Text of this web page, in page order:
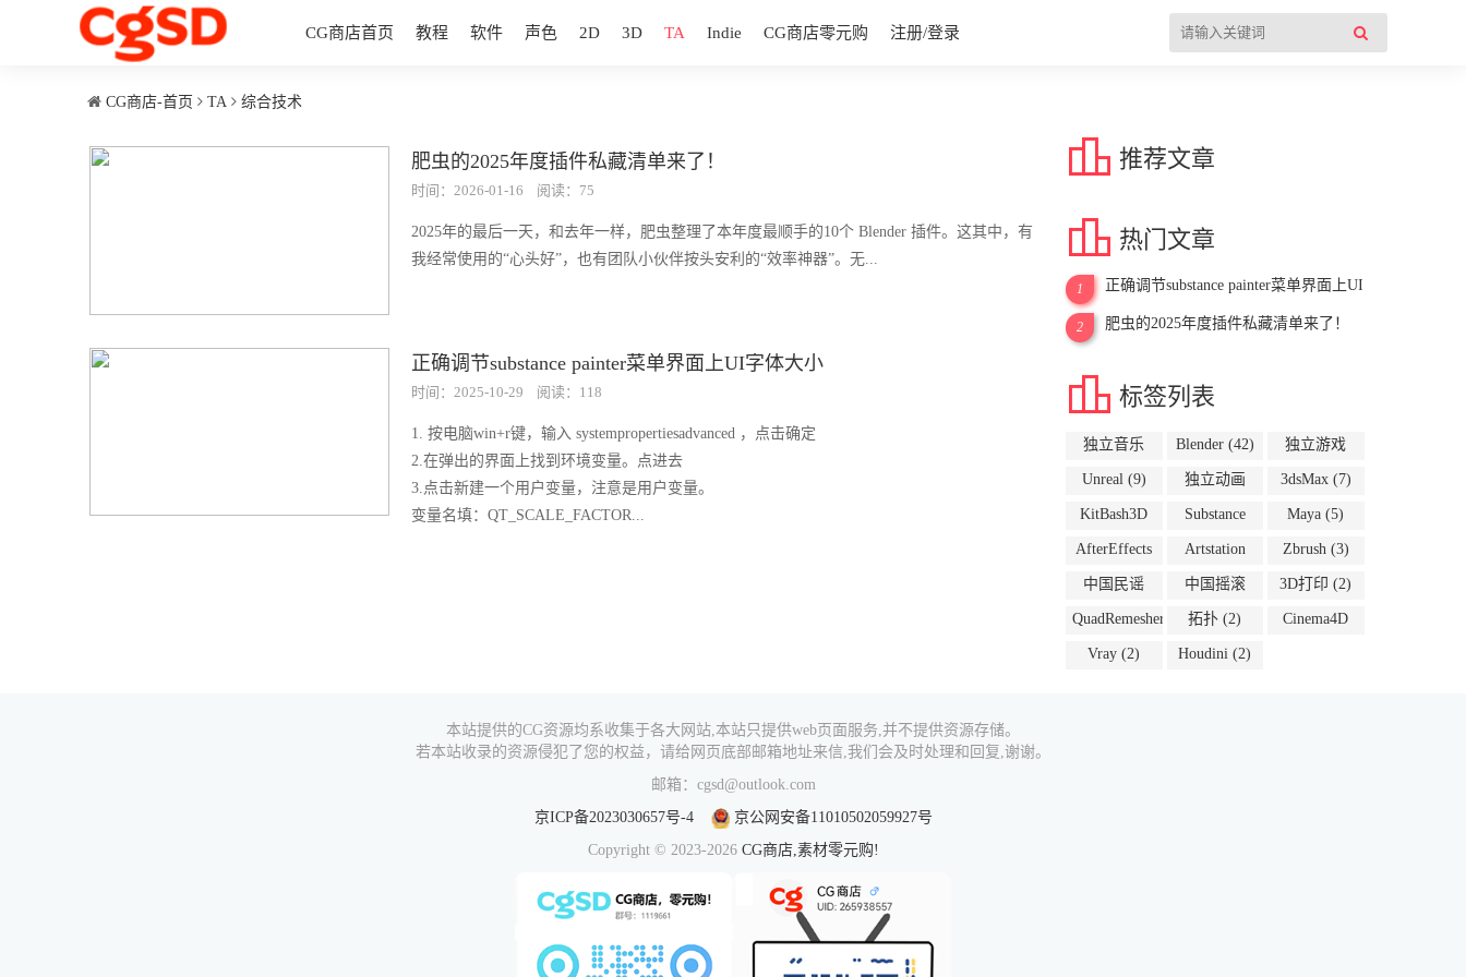
CG商店首页 教程 软件 声色 2D 3D TA Indie CG商店零元购 注册/登录
CG商店-首页 TA 综合技术
肥虫的2025年度插件私藏清单来了！
时间：2026-01-16 阅读：75
2025年的最后一天，和去年一样，肥虫整理了本年度最顺手的10个 Blender 插件。这其中，有
我经常使用的“心头好”，也有团队小伙伴按头安利的“效率神器”。无...
正确调节substance painter菜单界面上UI字体大小
时间：2025-10-29 阅读：118
1. 按电脑win+r键，输入 systempropertiesadvanced ，点击确定
2.在弹出的界面上找到环境变量。点进去
3.点击新建一个用户变量，注意是用户变量。
变量名填：QT_SCALE_FACTOR...
 推荐文章
 热门文章
1
正确调节substance painter菜单界面上UI
2 肥虫的2025年度插件私藏清单来了！
 标签列表
独立音乐
Blender(42)
独立游戏
Unreal(9)
独立动画
3dsMax(7)
KitBash3D
Substance
Maya (5)
AfterEffects
Artstation
Zbrush(3)
中国民谣
中国摇滚
3D打印 (2)
QuadRemesher
拓扑 (2)
Cinema4D
Vray (2) Houdini (2)
本站提供的CG资源均系收集于各大网站,本站只提供web页面服务,并不提供资源存储。
若本站收录的资源侵犯了您的权益，请给网页底部邮箱地址来信,我们会及时处理和回复,谢谢。
邮箱：cgsd@outlook.com
京ICP备2023030657号-4
京公网安备11010502059927号
Copyright © 2023-2026 CG商店,素材零元购!